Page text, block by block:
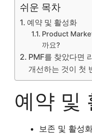
쉬운 목차
예약 및 활성화
Product
까요?
PMF를 찾았다면
개선하는 것이 첫
예약 및
보존 및 활성